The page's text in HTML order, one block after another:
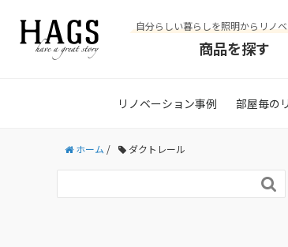
自分らしい暮らしを照明からリノ
商品を探す
リノベーション事例 部屋毎の
ホーム / ダクトレール
